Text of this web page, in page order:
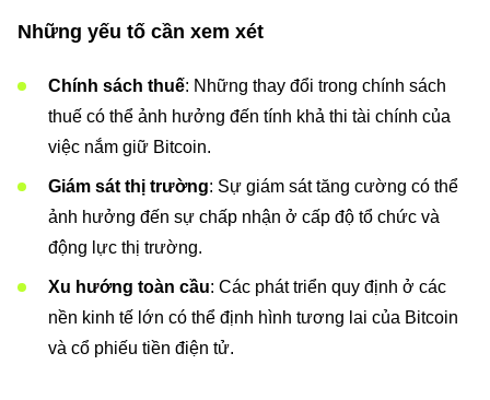
Những yếu tố cần xem xét
Chính sách thuế: Những thay đổi trong chính sách
thuế có thể ảnh hưởng đến tính khả thi tài chính của
việc nắm giữ Bitcoin.
Giám sát thị trường: Sự giám sát tăng cường có thể
ảnh hưởng đến sự chấp nhận ở cấp độ tổ chức và
động lực thị trường.
Xu hướng toàn cầu: Các phát triển quy định ở các
nền kinh tế lớn có thể định hình tương lai của Bitcoin
và cổ phiếu tiền điện tử.